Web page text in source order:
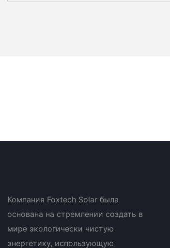
Компания Foxtech Solar была
основана на стремлении создать в
мире экологически чистую
энергетику, использующую